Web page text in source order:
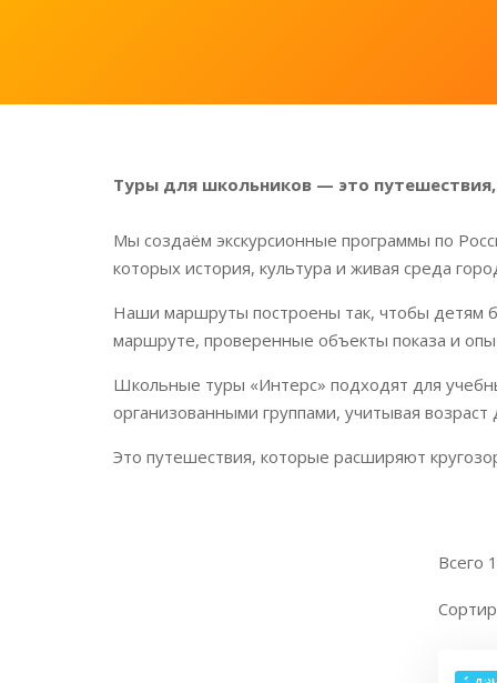
Туры для школьников — это
Мы создаём экскурсионные программы по
которых история, культура и живая среда
Наши маршруты построены так, чтобы детям
маршруте, проверенные объекты показа и
Школьные туры «Интерс» подходят для
организованными группами, учитывая
Это путешествия, которые расширяют
Всего